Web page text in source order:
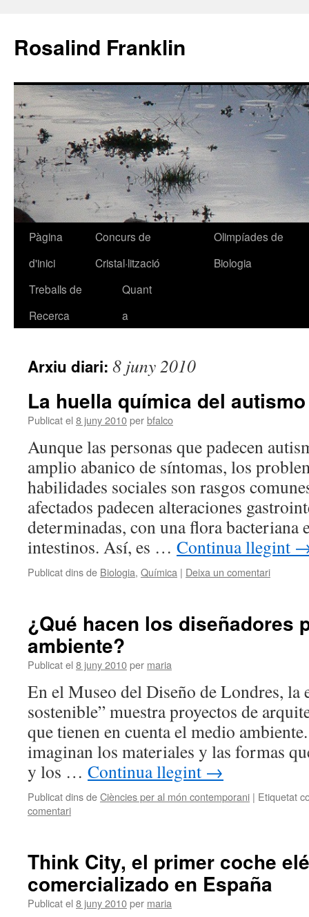
Rosalind Franklin
Vés
contingut
Pàgina
d'inici
Concurs de
Cristal·lització
Olimpíades de
Biologia
Treballs de
Recerca
Quant
a
Arxiu diari: 8 juny 2010
La huella química del autismo
Publicat el 8 juny 2010perbfalco
Aunque las personas que padecen
amplio abanico de síntomas, los
habilidades sociales son rasgos
afectados padecen alteraciones
determinadas, con una flora bacteriana
intestinos. Así, es … Continua llegint
Publicat dins de Biologia, Química | Deixa un comentari
¿Qué hacen los diseñadores
ambiente?
Publicat el 8 juny 2010per maria
En el Museo del Diseño de Londres, la
sostenible” muestra proyectos de
que tienen en cuenta el medio
imaginan los materiales y las formas
y los … Continua llegint →
Publicat dins deCiències per al món contemporani | Etiquetat
comentari
Think City, el primer coche
comercializado en España
Publicat el 8 juny 2010per maria